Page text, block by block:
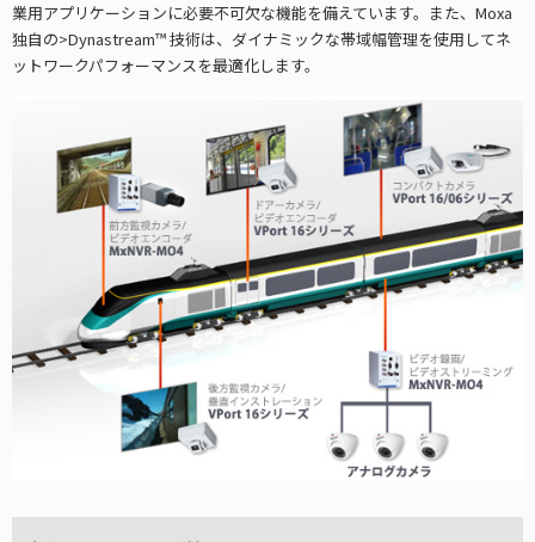
業用アプリケーションに必要不可欠な機能を備えています。また、Moxa
独自の>Dynastream™ 技術は、ダイナミックな帯域幅管理を使用してネ
ットワークパフォーマンスを最適化します。